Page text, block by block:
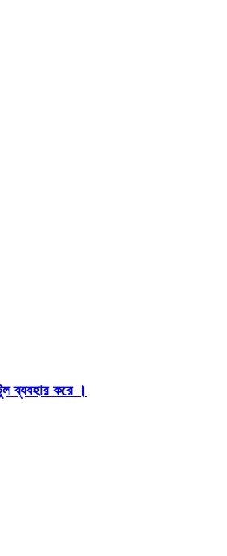
ব্যবহার করে ।